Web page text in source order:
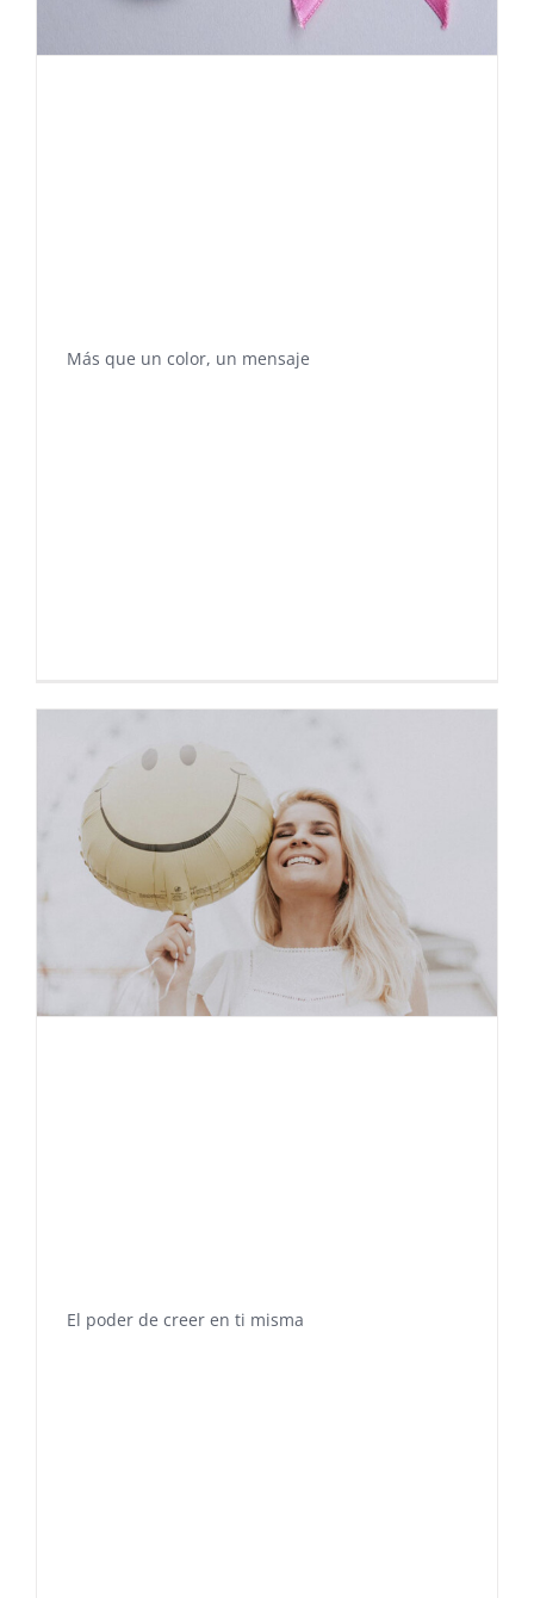
Más que un color, un mensaje
El poder de creer en ti misma